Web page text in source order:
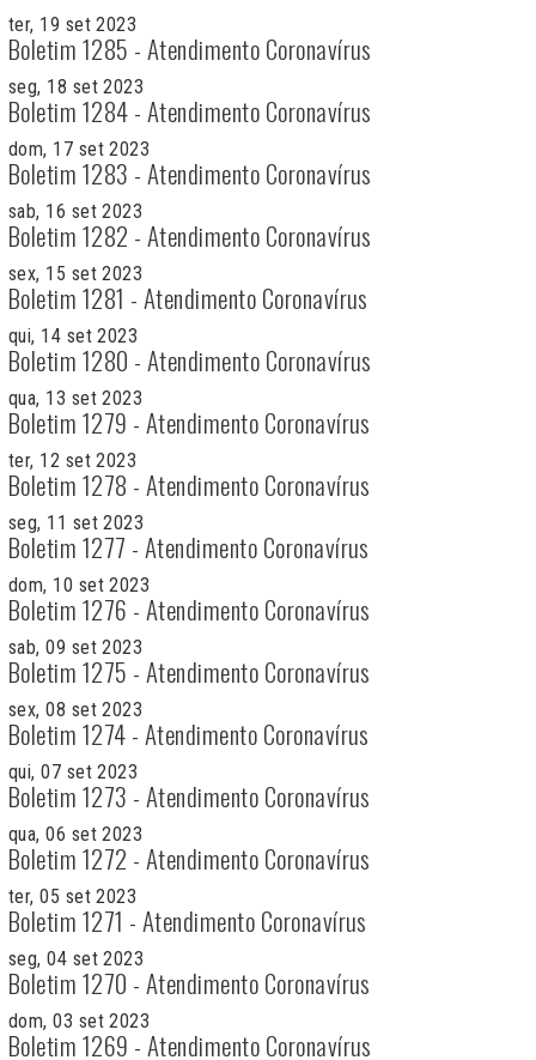
ter, 19 set 2023
Boletim 1285 - Atendimento Coronavírus
seg, 18 set 2023
Boletim 1284 - Atendimento Coronavírus
dom, 17 set 2023
Boletim 1283 - Atendimento Coronavírus
sab, 16 set 2023
Boletim 1282 - Atendimento Coronavírus
sex, 15 set 2023
Boletim 1281 - Atendimento Coronavírus
qui, 14 set 2023
Boletim 1280 - Atendimento Coronavírus
qua, 13 set 2023
Boletim 1279 - Atendimento Coronavírus
ter, 12 set 2023
Boletim 1278 - Atendimento Coronavírus
seg, 11 set 2023
Boletim 1277 - Atendimento Coronavírus
dom, 10 set 2023
Boletim 1276 - Atendimento Coronavírus
sab, 09 set 2023
Boletim 1275 - Atendimento Coronavírus
sex, 08 set 2023
Boletim 1274 - Atendimento Coronavírus
qui, 07 set 2023
Boletim 1273 - Atendimento Coronavírus
qua, 06 set 2023
Boletim 1272 - Atendimento Coronavírus
ter, 05 set 2023
Boletim 1271 - Atendimento Coronavírus
seg, 04 set 2023
Boletim 1270 - Atendimento Coronavírus
dom, 03 set 2023
Boletim 1269 - Atendimento Coronavírus